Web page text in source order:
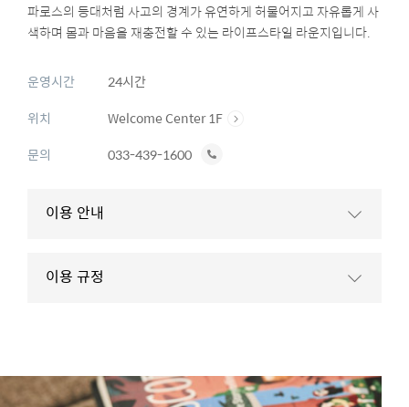
파로스의 등대처럼 사고의 경계가 유연하게 허물어지고 자유롭게 사
색하며 몸과 마음을 재충전할 수 있는 라이프스타일 라운지입니다.
운영시간
24시간
위치
Welcome Center 1F
문의
033-439-1600
전
이용 안내
이용 규정